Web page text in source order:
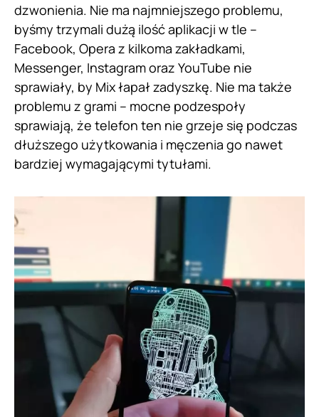
dzwonienia. Nie ma najmniejszego problemu,
byśmy trzymali dużą ilość aplikacji w tle –
Facebook, Opera z kilkoma zakładkami,
Messenger, Instagram oraz YouTube nie
sprawiały, by Mix łapał zadyszkę. Nie ma także
problemu z grami – mocne podzespoły
sprawiają, że telefon ten nie grzeje się podczas
dłuższego użytkowania i męczenia go nawet
bardziej wymagającymi tytułami.